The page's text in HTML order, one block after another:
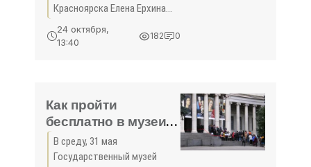
Красноярска Елена Ерхина
стала звездой соцсетей. Об
удивительных приключениях
дней
24 октября,
13:40
182 0
Как пройти
бесплатно в музеи
мира? - «Новости
Туризма»
В среду, 31 мая
Государственный музей